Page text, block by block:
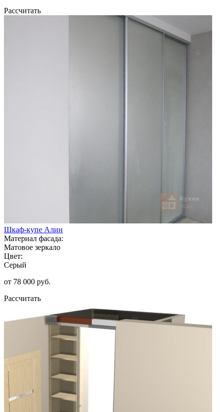
Рассчитать
Шкаф-купе Алин
Материал фасада:
Матовое зеркало
Цвет:
Серый
от 78 000 руб.
Рассчитать